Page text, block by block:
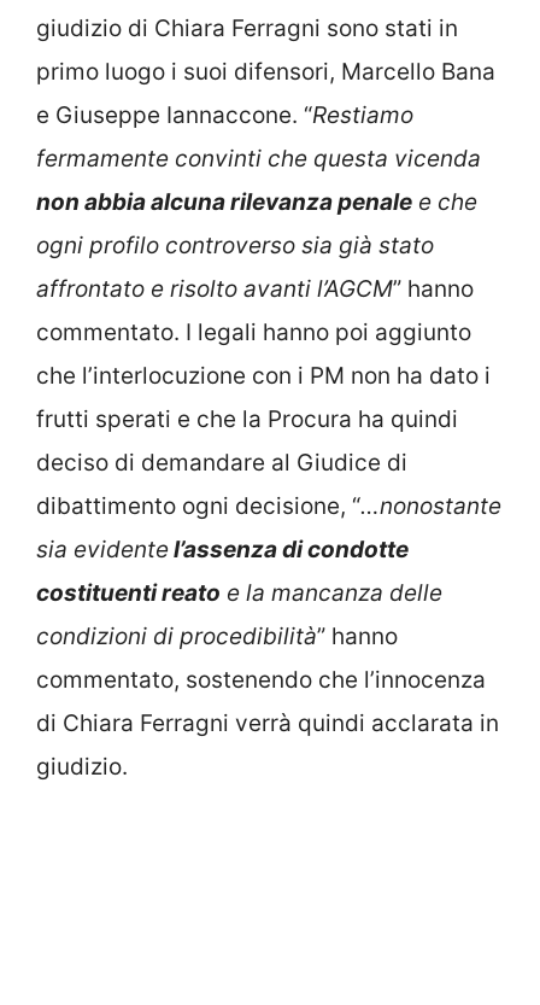
giudizio di Chiara Ferragni sono stati in
primo luogo i suoi difensori, Marcello Bana
e Giuseppe Iannaccone. “Restiamo
fermamente convinti che questa vicenda
non abbia alcuna rilevanza penale e che
ogni profilo controverso sia già stato
affrontato e risolto avanti l’AGCM” hanno
commentato. I legali hanno poi aggiunto
che l’interlocuzione con i PM non ha dato i
frutti sperati e che la Procura ha quindi
deciso di demandare al Giudice di
dibattimento ogni decisione, “…nonostante
sia evidentel’assenza di condotte
costituenti reato e la mancanza delle
condizioni di procedibilità” hanno
commentato, sostenendo che l’innocenza
di Chiara Ferragni verrà quindi acclarata in
giudizio.